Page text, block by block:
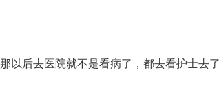
以后去医院就不是看病了，都去看护士去了